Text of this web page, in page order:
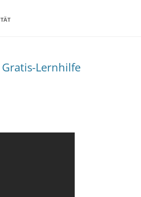
Lernhilfe